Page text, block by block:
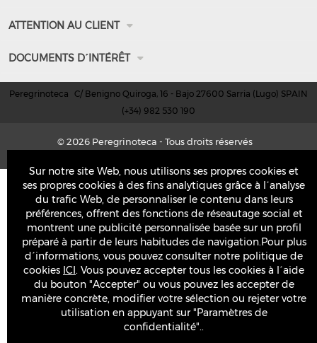
Sur notre site Web, nous utilisons ses propres cookies et
ses propres cookies à des fins analytiques grâce à l´analyse
du trafic Web, de personnaliser le contenu dans leurs
préférences, offrent des fonctions de réseautage social et
montrent une publicité personnalisée basée sur un profil
préparé à partir de leurs habitudes de navigation.Pour plus
d´informations, vous pouvez consulter notre politique de
cookies ICI. Vous pouvez accepter tous les cookies à l´aide
du bouton "Accepter" ou vous pouvez les accepter de
manière concrète, modifier votre sélection ou rejeter votre
utilisation en appuyant sur "Paramètres de
confidentialité"..
Comment arriver
ATTENTION AU CLIENT
Information de contact
Moyen de paiement
Foire Aux Questions (FAQ)
DOCUMENTS D´INTÉRÊT
Conditions d'achat
Conditions d'utilisation et de navigation
Droit de rétractation
Peregrinoteca C/ Benigno Quiroga, 16 - Bajo 27600 Sarria (Lugo) SPAIN
(+34) 982 530 190
© 2026 Peregrinoteca - Tous droits réservés